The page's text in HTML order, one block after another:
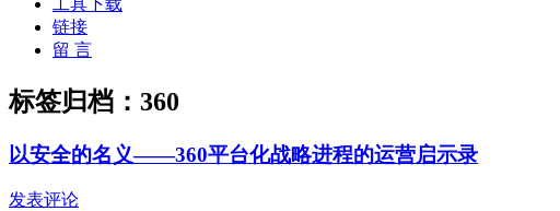
链接
留 言
标签归档： 360
以安全的名义——360平台化战略进程的运营启示录
发表评论